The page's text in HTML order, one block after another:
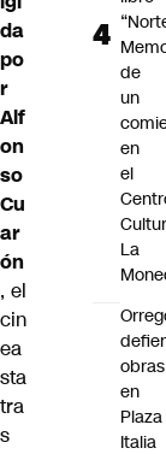
da
po
r
Alf
on
so
Cu
ar
ón
, el
cin
ea
sta
tra
s
de
un
en
el
La
obras
en
Plaza
Italia